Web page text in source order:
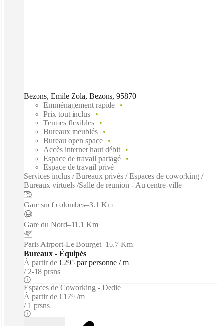
Bezons, Emile Zola, Bezons, 95870
Emménagement rapide
Prix tout inclus
Termes flexibles
Bureaux meublés
Bureau open space
Accès internet haut débit
Espace de travail partagé
Espace de travail privé
Services inclus / Bureaux privés / Espaces de coworking /
Bureaux virtuels /Salle de réunion - Au centre-ville
Gare sncf colombes–3.1 Km
Gare du Nord–11.1 Km
Paris Airport-Le Bourget–16.7 Km
Bureaux - Équipés
À partir de €295 par personne / m
2-18 prsns
Espaces de Coworking - Dédié
À partir de €179 /m
1 prsns